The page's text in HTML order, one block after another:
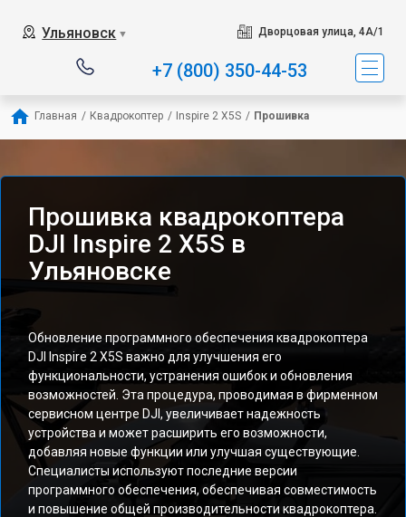
Ульяновск ▼ Дворцовая улица, 4А/1
+7 (800) 350-44-53
Главная / Квадрокоптер / Inspire 2 X5S / Прошивка
Прошивка квадрокоптера
DJI Inspire 2 X5S в
Ульяновске
Обновление программного обеспечения квадрокоптера
DJI Inspire 2 X5S важно для улучшения его
функциональности, устранения ошибок и обновления
возможностей. Эта процедура, проводимая в фирменном
сервисном центре DJI, увеличивает надежность
устройства и может расширить его возможности,
добавляя новые функции или улучшая существующие.
Специалисты используют последние версии
программного обеспечения, обеспечивая совместимость
и повышение общей производительности квадрокоптера.